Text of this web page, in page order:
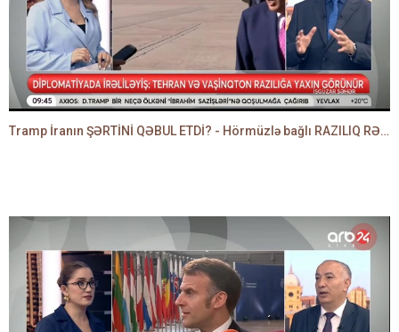
Tramp İranın ŞƏRTİNİ QƏBUL ETDİ? - Hörmüzlə bağlı RAZILIQ RƏSMƏN AÇIQLANIR -BAKİR HƏDƏNBƏYLİ danışır